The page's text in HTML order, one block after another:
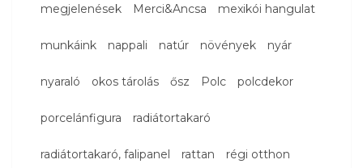
megjelenések Merci&Ancsa mexikói hangulat
munkáink nappali natúr növények nyár
nyaraló okos tárolás ősz Polc polcdekor
porcelánfigura radiátortakaró
radiátortakaró, falipanel rattan régi otthon